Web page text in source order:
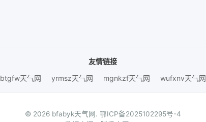
友情链接
btgfw天气网
yrmsz天气网 mgnkzf天气网 wufxnv天气网
© 2026 bfabyk天气网. 鄂ICP备2025102295号-4